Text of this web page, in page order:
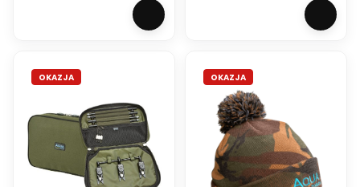
OKAZJA OKAZJA